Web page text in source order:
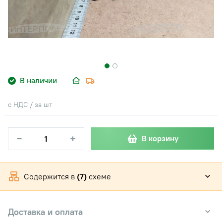
В наличии
с НДС / за шт
− + В корзину
Содержится в (7) схеме
Доставка и оплата